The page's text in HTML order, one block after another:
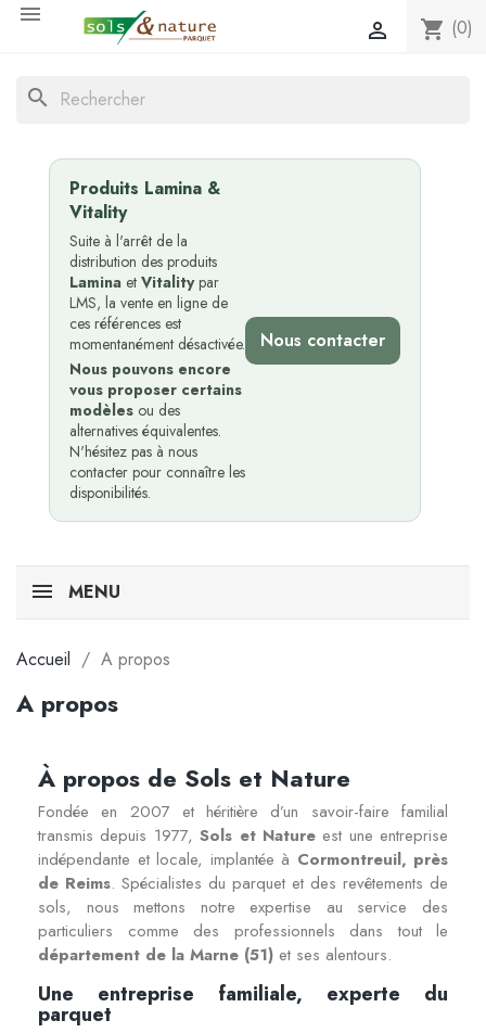

shopping_cart (0)

search
Produits Lamina &
Vitality
Suite à l'arrêt de la
distribution des produits
Lamina et Vitalitypar
LMS, la vente en ligne de
ces références est
momentanément désactivée.
Nous pouvons encore
vous proposer certains
modèles ou des
alternatives équivalentes.
N'hésitez pas à nous
contacter pour connaître les
disponibilités.
Nous contacter
MENU
Accueil A propos
A propos
À propos de Sols et Nature
Fondée en 2007 et héritière d’un savoir-faire familial
transmis depuis 1977,Sols et Natureest une entreprise
indépendante et locale, implantée à Cormontreuil, près
de Reims. Spécialistes du parquet et des revêtements de
sols, nous mettons notre expertise au service des
particuliers comme des professionnels dans tout le
département de la Marne (51) et ses alentours.
Une entreprise familiale, experte du
parquet